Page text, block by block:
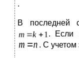
.
В последней
. Если
. С учетом